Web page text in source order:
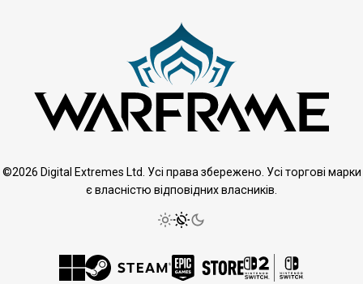
©2026 Digital Extremes Ltd. Усі права збережено. Усі торгові марки
є власністю відповідних власників.